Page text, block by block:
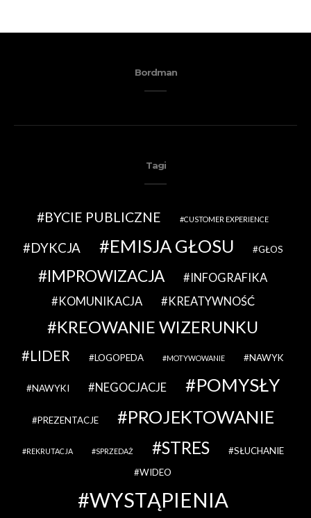
Bordman
Tagi
BYCIE PUBLICZNE CUSTOMER EXPERIENCE
DYKCJA EMISJA GŁOSU GŁOS
IMPROWIZACJA
INFOGRAFIKA
KOMUNIKACJA
KREATYWNOŚĆ
KREOWANIE WIZERUNKU
LIDER LOGOPEDA MOTYWOWANIE NAWYK
NAWYKI NEGOCJACJE POMYSŁY
PREZENTACJE PROJEKTOWANIE
REKRUTACJA SPRZEDAŻ STRES
SŁUCHANIE
WIDEO
WYSTĄPIENIA